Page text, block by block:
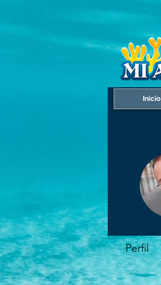
Inicio
Perfil